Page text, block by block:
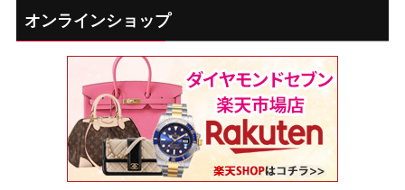
オンラインショップ